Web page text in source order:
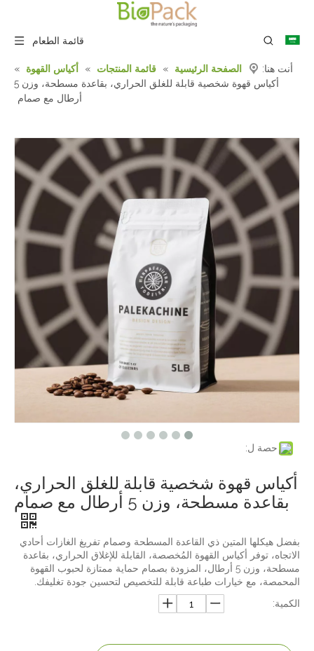
قائمة الطعام
أنت هنا: الصفحة الرئيسية » قائمة المنتجات » أكياس القهوة
»
أكياس قهوة شخصية قابلة للغلق الحراري، بقاعدة مسطحة، وزن 5
أرطال مع صمام
حصة ل:
أكياس قهوة شخصية قابلة للغلق الحراري،
بقاعدة مسطحة، وزن 5 أرطال مع صمام
بفضل هيكلها المتين ذي القاعدة المسطحة وصمام تفريغ الغازات أحادي
الاتجاه، توفر أكياس القهوة المُخصصة، القابلة للإغلاق الحراري، بقاعدة
مسطحة، وزن 5 أرطال، المزودة بصمام حماية ممتازة لحبوب القهوة
المحمصة، مع خيارات طباعة قابلة للتخصيص لتحسين جودة تغليفك.
الكمية: